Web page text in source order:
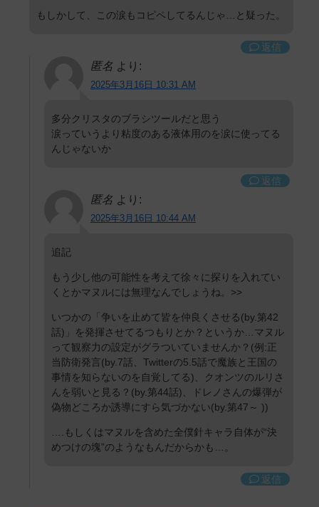
もしかして、この涙もコピペしてるんじゃ…と疑った。
返信
匿名 より:
2025年3月16日 10:31 AM
多分クリスタのブラシツールだと思う
涙っていうより粘度のある液体用のを涙に使ってる
んじゃないか
返信
匿名 より:
2025年3月16日 10:44 AM
追記
もう少し他の可能性を考えて徐々に探りを入れてい
くとかマヌルには無理なんでしょうね。>>
いつかの「争いを止めて皆を仲良くさせる(by.第42
話)」を発揮させてるつもりとか？というか…マヌル
って観察力の設定がグラついていませんか？(例:正
当防衛発言(by.7話、Twitterの5.5話で魔族と王国の
事情を知らないのを自覚してる)、クオンツのルリさ
んを弱いと見る？(by.第44話)、ドレノさんの爆弾が
偽物どころか誘導にすら気づかない(by.第47～ ))
….もしくはマヌルを含めた全僕針キャラ自体が“決
めつけの塊”のようなもんだからかも…。
返信